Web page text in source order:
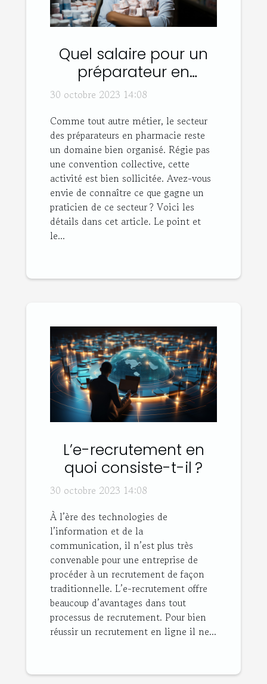
Quel salaire pour un
préparateur en
pharmacie ?
30 octobre 2023 14:08
Comme tout autre métier, le secteur
des préparateurs en pharmacie reste
un domaine bien organisé. Régie pas
une convention collective, cette
activité est bien sollicitée. Avez-vous
envie de connaître ce que gagne un
praticien de ce secteur ? Voici les
détails dans cet article. Le point et
le...
L’e-recrutement en
quoi consiste-t-il ?
30 octobre 2023 14:08
À l’ère des technologies de
l’information et de la
communication, il n’est plus très
convenable pour une entreprise de
procéder à un recrutement de façon
traditionnelle. L’e-recrutement offre
beaucoup d’avantages dans tout
processus de recrutement. Pour bien
réussir un recrutement en ligne il ne...